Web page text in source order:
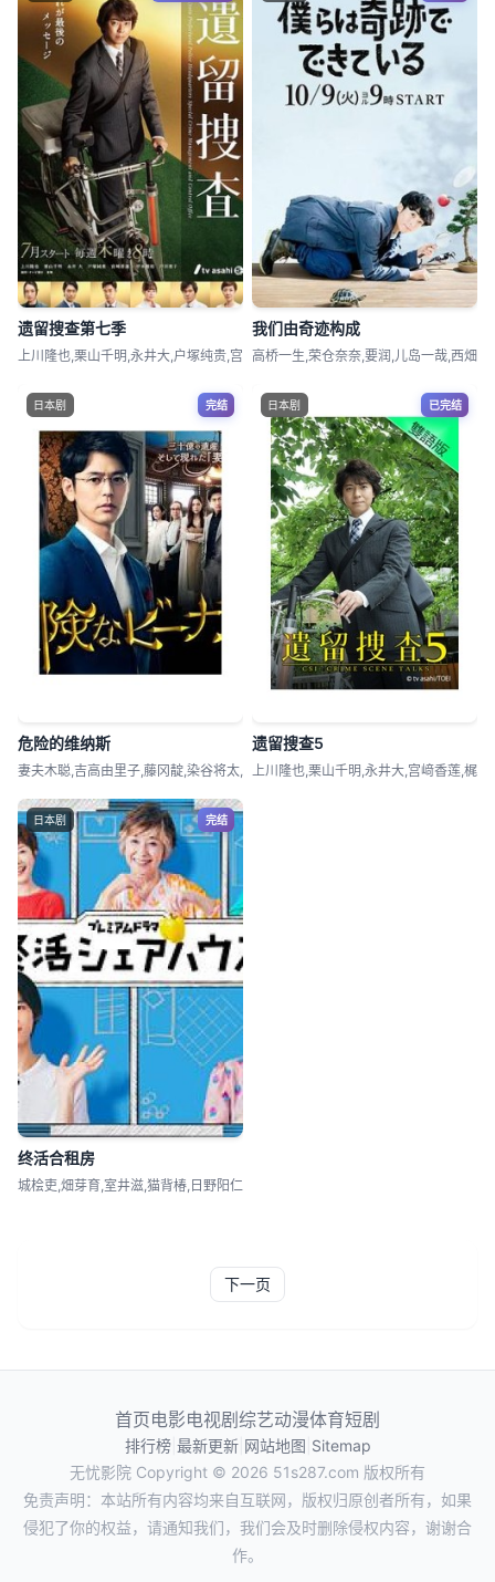
遗留搜查第七季
上川隆也,栗山千明,永井大,户塚纯贵,宫
我们由奇迹构成
高桥一生,荣仓奈奈,要润,儿岛一哉,西畑
日本剧 完结
危险的维纳斯
妻夫木聪,吉高由里子,藤冈靛,染谷将太,
日本剧 已完结
遗留搜查5
上川隆也,栗山千明,永井大,宫﨑香莲,梶
日本剧 完结
终活合租房
城桧吏,畑芽育,室井滋,猫背椿,日野阳仁
下一页
首页电影电视剧 综艺动漫体育短剧
排行榜| 最新更新| 网站地图 Sitemap
无忧影院 Copyright © 2026 51s287.com 版权所有
免责声明：本站所有内容均来自互联网，版权归原创者所有，如果
侵犯了你的权益，请通知我们，我们会及时删除侵权内容，谢谢合
作。